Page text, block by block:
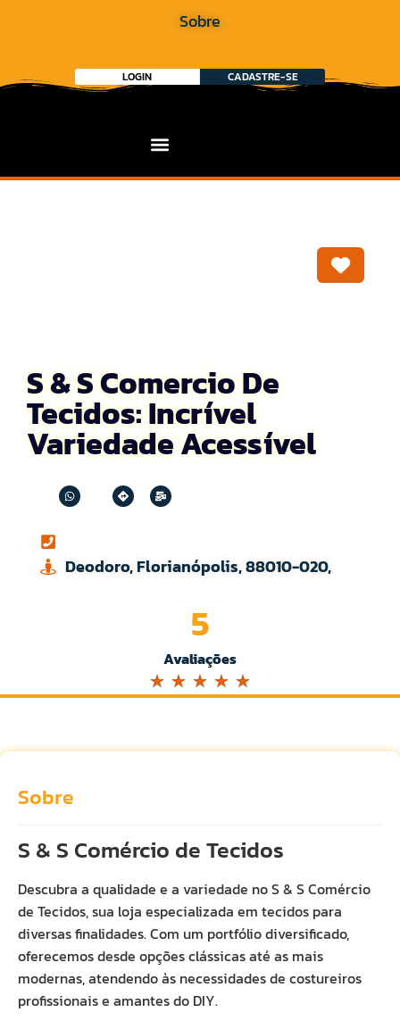
Sobre
LOGIN CADASTRE-SE
S & S Comercio De
Tecidos: Incrível
Variedade Acessível
Deodoro, Florianópolis, 88010-020,
Avaliações
5
☆ ☆ ☆ ☆ ☆
Sobre
S & S Comércio de Tecidos
Descubra a qualidade e a variedade no S & S Comércio
de Tecidos, sua loja especializada em tecidos para
diversas finalidades. Com um portfólio diversificado,
oferecemos desde opções clássicas até as mais
modernas, atendendo às necessidades de costureiros
profissionais e amantes do DIY.